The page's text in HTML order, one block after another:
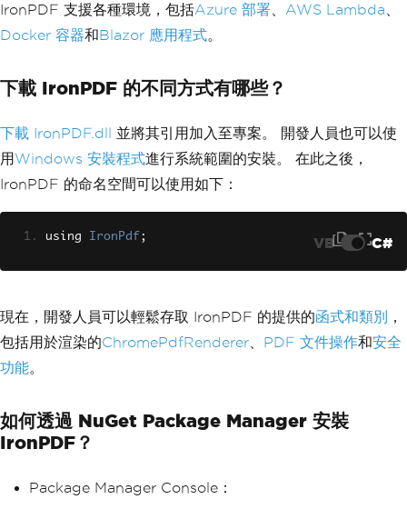
IronPDF 支援各種環境，包括Azure 部署 AWS Lambda
Docker 容器和Blazor 應用程式。
下載 IronPDF 的不同方式有哪些？
下載 IronPDF.dll 並將其引用加入至專案。 開發人員也可以使
用 Windows 安裝程式進行系統範圍的安裝。 在此之後，
IronPDF 的命名空間可以使用如下：
using IronPdf ; VB C#
現在，開發人員可以輕鬆存取 IronPDF 的提供的函式和類別
，
包括用於渲染的ChromePdfRenderer PDF 文件操作和安全
功能。
如何透過 NuGet Package Manager 安裝
IronPDF？
Package Manager Console：